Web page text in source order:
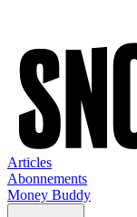
Articles
Abonnements
Money Buddy